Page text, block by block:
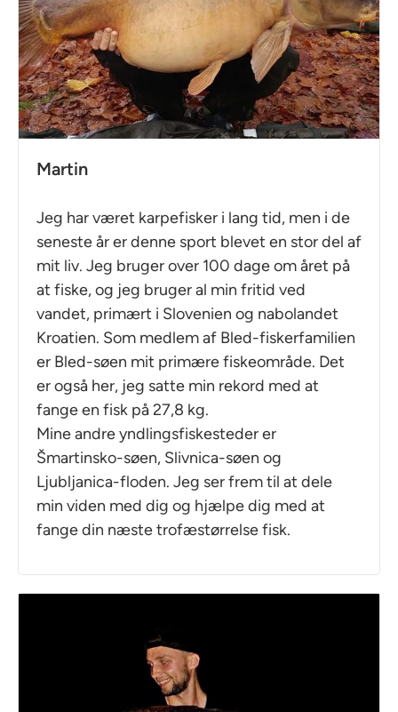
Martin
Jeg har været karpefisker i lang tid, men i de
seneste år er denne sport blevet en stor del af
mit liv. Jeg bruger over 100 dage om året på
at fiske, og jeg bruger al min fritid ved
vandet, primært i Slovenien og nabolandet
Kroatien. Som medlem af Bled-fiskerfamilien
er Bled-søen mit primære fiskeområde. Det
er også her, jeg satte min rekord med at
fange en fisk på 27,8 kg.
Mine andre yndlingsfiskesteder er
Šmartinsko-søen, Slivnica-søen og
Ljubljanica-floden. Jeg ser frem til at dele
min viden med dig og hjælpe dig med at
fange din næste trofæstørrelse fisk.